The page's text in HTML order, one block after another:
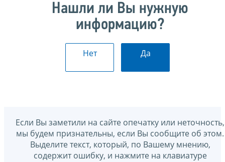
Нашли ли Вы нужную
информацию?
Нет Да
Если Вы заметили на сайте опечатку или неточность,
мы будем признательны, если Вы сообщите об этом.
Выделите текст, который, по Вашему мнению,
содержит ошибку, и нажмите на клавиатуре